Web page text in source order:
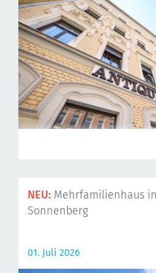
NEU: Mehrfamilienhaus
Sonnenberg
01. Juli 2026